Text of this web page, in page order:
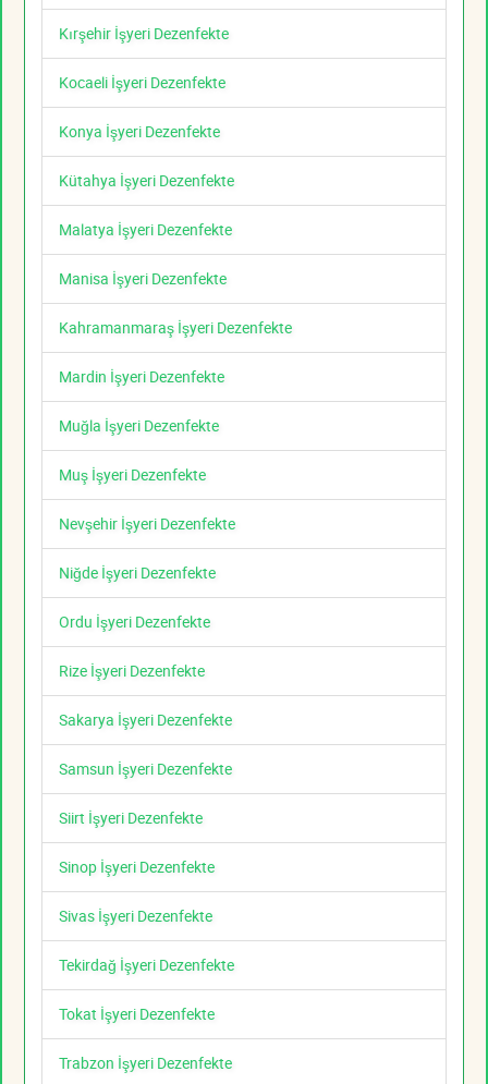
Kırşehir İşyeri Dezenfekte
Kocaeli İşyeri Dezenfekte
Konya İşyeri Dezenfekte
Kütahya İşyeri Dezenfekte
Malatya İşyeri Dezenfekte
Manisa İşyeri Dezenfekte
Kahramanmaraş İşyeri Dezenfekte
Mardin İşyeri Dezenfekte
Muğla İşyeri Dezenfekte
Muş İşyeri Dezenfekte
Nevşehir İşyeri Dezenfekte
Niğde İşyeri Dezenfekte
Ordu İşyeri Dezenfekte
Rize İşyeri Dezenfekte
Sakarya İşyeri Dezenfekte
Samsun İşyeri Dezenfekte
Siirt İşyeri Dezenfekte
Sinop İşyeri Dezenfekte
Sivas İşyeri Dezenfekte
Tekirdağ İşyeri Dezenfekte
Tokat İşyeri Dezenfekte
Trabzon İşyeri Dezenfekte